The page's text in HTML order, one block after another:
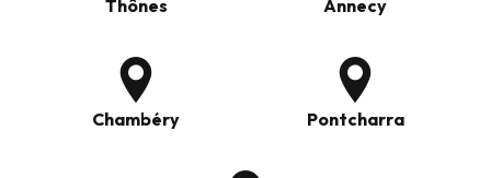
Thônes Annecy
Chambéry Pontcharra